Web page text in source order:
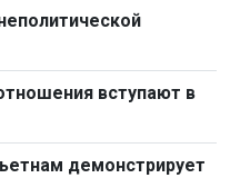
вступают в
демонстрирует